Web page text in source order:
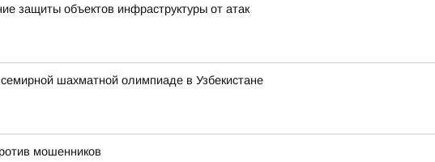
защиты объектов инфраструктуры от атак
шахматной олимпиаде в Узбекистане
мошенников